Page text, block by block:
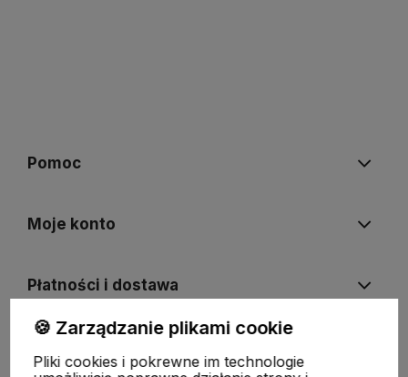
Pomoc
Moje konto
Płatności i dostawa
🍪 Zarządzanie plikami cookie
Pliki cookies i pokrewne im technologie